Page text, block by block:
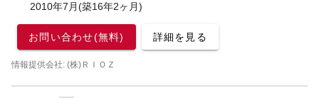
2010年7月(築16年2ヶ月)
お問い合わせ(無料) 詳細を見る
情報提供会社: (株)ＲＩＯＺ